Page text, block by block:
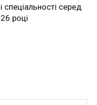
спеціальності серед
році